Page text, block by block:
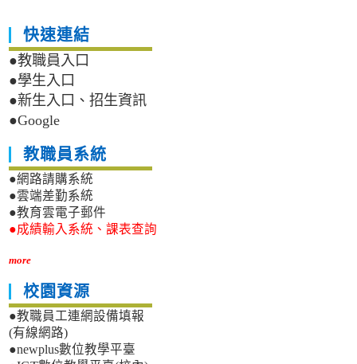
快速連結
●教職員入口
●學生入口
●新生入口、招生資訊
●Google
教職員系統
●網路請購系統
●雲端差勤系統
●教育雲電子郵件
●成績輸入系統、課表查詢
more
校園資源
●教職員工連網設備填報
(有線網路)
●newplus數位教學平臺